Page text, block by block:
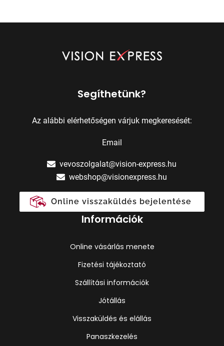
Segíthetünk?
Az alábbi elérhetőségen várjuk megkeresését:
Email
vevoszolgalat@vision-express.hu
webshop@visionexpress.hu
Online visszaküldés bejelentése
Információk
Online vásárlás menete
Fizetési tájékoztató
Szállítási információk
Jótállás
Visszaküldés és elállás
Panaszkezelés